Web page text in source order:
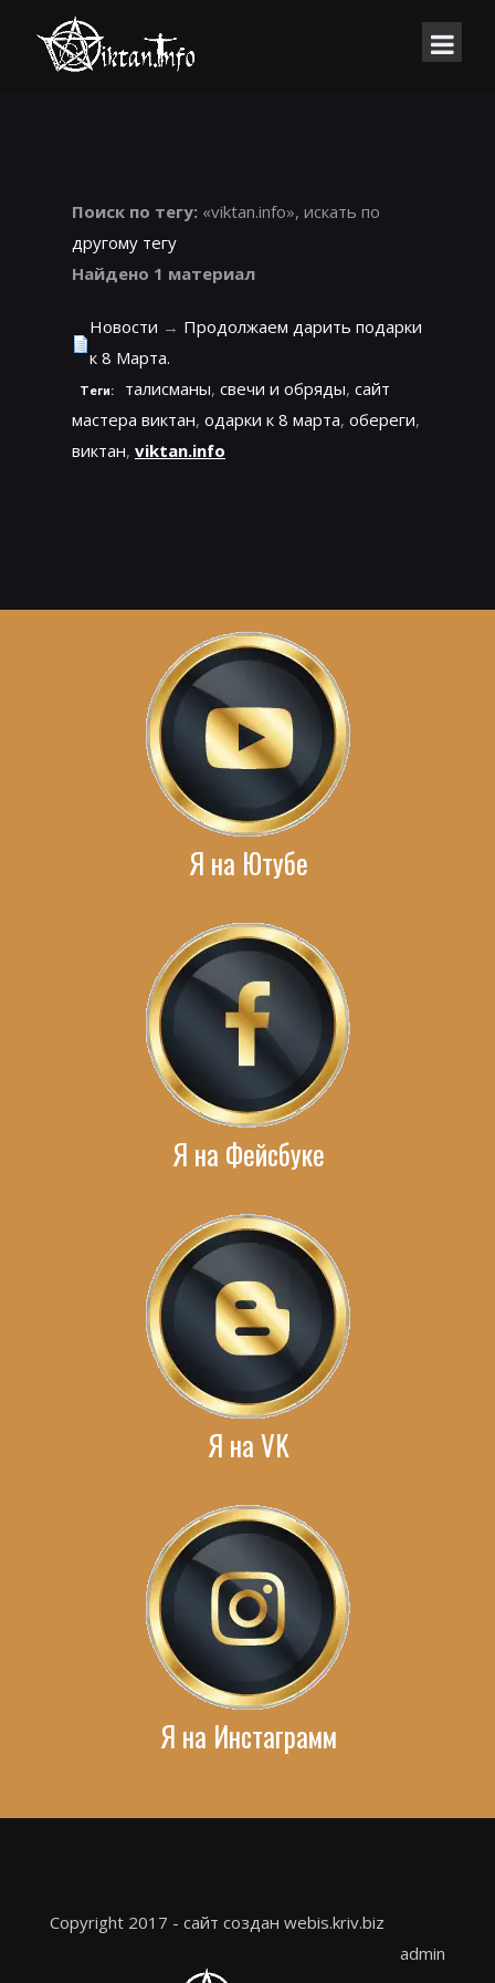
Поиск по тегу: «viktan.info», искать по
другому тегу
Найдено 1 материал
Новости → Продолжаем дарить подарки
к 8 Марта.
Теги: талисманы, свечи и обряды, сайт
мастера виктан, одарки к 8 марта, обереги,
виктан, viktan.info
Я на Ютубе
Я на Фейсбуке
Я на VK
Я на Инстаграмм
Copyright 2017 - сайт создан webis.kriv.biz
admin